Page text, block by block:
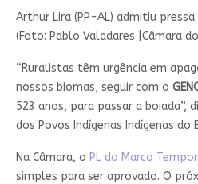
Arthur Lira (PP-AL) admitiu
(Foto: Pablo Valadares |Câmara
“Ruralistas têm urgência em
nossos biomas, seguir com o
523 anos, para passar a boiada”,
dos Povos Indígenas Indígenas do
Na Câmara, o PL do Marco
simples para ser aprovado. O